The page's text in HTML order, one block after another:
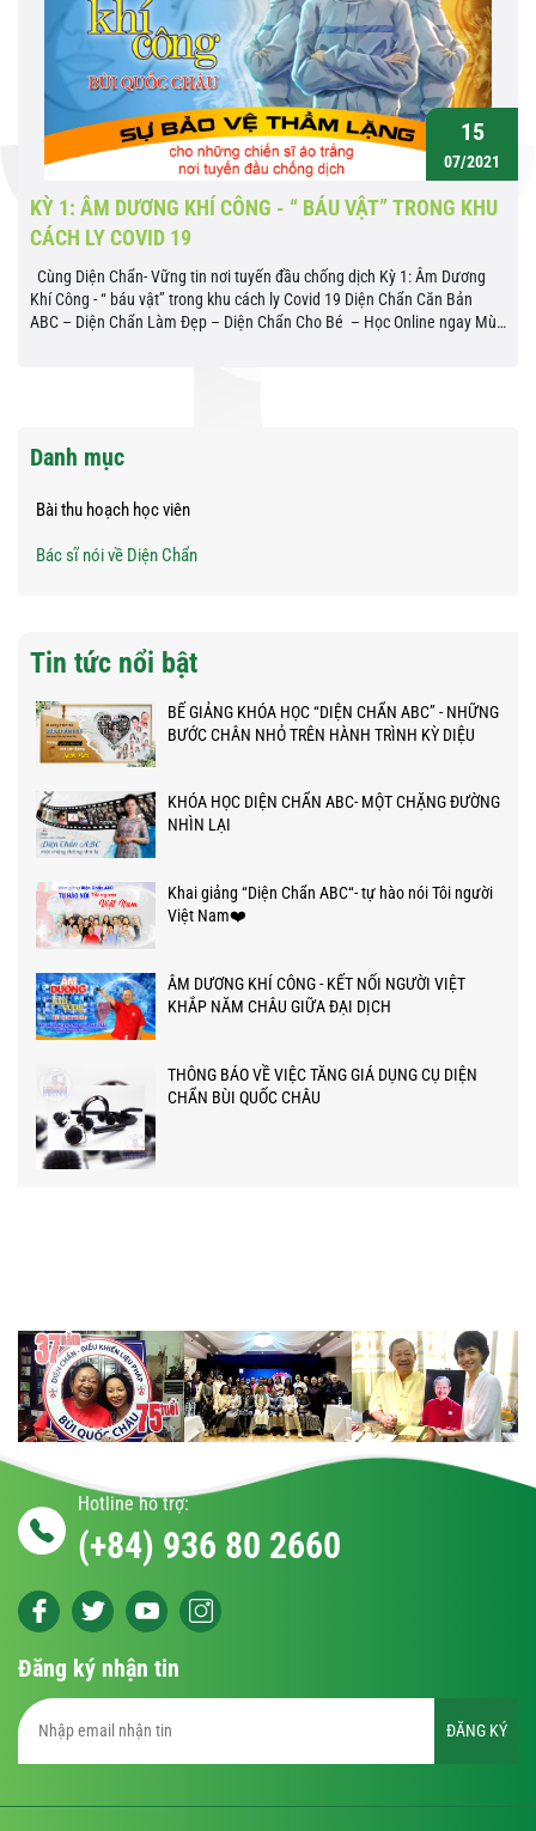
15
07/2021
KỲ 1: ÂM DƯƠNG KHÍ CÔNG - “ BÁU VẬT” TRONG KHU
CÁCH LY COVID 19
Khí Công - “ báu vật” trong khu cách ly Covid 19 Diện Chẩn Căn Bản
ABC – Diện Chẩn Làm Đẹp – Diện Chẩn Cho Bé – Học Online ngay Mùa
Danh mục
Bài thu hoạch học viên
Bác sĩ nói về Diện Chẩn
Tin tức nổi bật
BẾ GIẢNG KHÓA HỌC “DIỆN CHẨN ABC” - NHỮNG
BƯỚC CHÂN NHỎ TRÊN HÀNH TRÌNH KỲ DIỆU
KHÓA HỌC DIỆN CHẨN ABC- MỘT CHẶNG ĐƯỜNG
NHÌN LẠI
Khai giảng “Diện Chẩn ABC“- tự hào nói Tôi người
Việt Nam❤️
ÂM DƯƠNG KHÍ CÔNG - KẾT NỐI NGƯỜI VIỆT
KHẮP NĂM CHÂU GIỮA ĐẠI DỊCH
THÔNG BÁO VỀ VIỆC TĂNG GIÁ DỤNG CỤ DIỆN
CHẨN BÙI QUỐC CHÂU
Hotline hỗ trợ:
(+84) 936 80 2660
Đăng ký nhận tin
ĐĂNG KÝ